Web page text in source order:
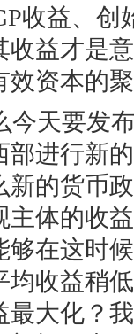
收益、
益才是
资本的
今天要发
进行新
新的货币
体的收
在这时
收益稍
大化？